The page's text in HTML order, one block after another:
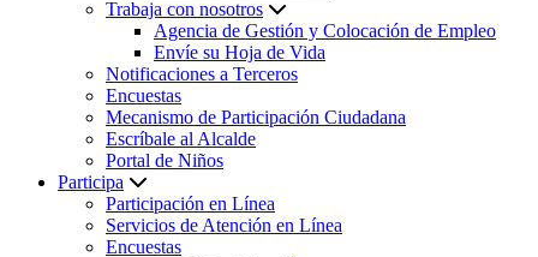
Trabaja con nosotros
Agencia de Gestión y Colocación de Empleo
Envíe su Hoja de Vida
Notificaciones a Terceros
Encuestas
Mecanismo de Participación Ciudadana
Escríbale al Alcalde
Portal de Niños
Participa
Participación en Línea
Servicios de Atención en Línea
Encuestas